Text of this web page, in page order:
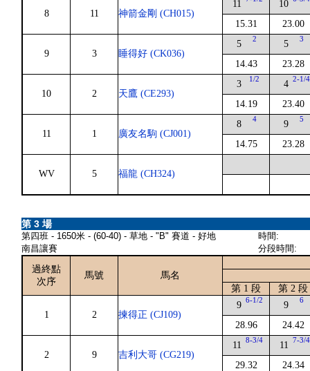
8 11 神箭金剛 (CH015)
11
15.31
10
23.00
9 3 睡得好 (CK036)
5 2
14.43
5 3
23.28
10 2 天鷹 (CE293)
3 1/2
14.19
4 2-1/4
23.40
11 1 廣友名駒 (CJ001)
8 4
14.75
9 5
23.28
WV 5 福龍 (CH324)
第 3 場
第四班 - 1650米 - (60-40) - 草地 - "B" 賽道 - 好地
南昌讓賽
時間:
分段時間:
過終點
次序
馬號
馬名
第 1 段
第 2 段
1 2 揀得正 (CJ109)
9 6-1/2
28.96
9 6
24.42
2 9 吉利大哥 (CG219)
11 8-3/4
29.32
11 7-3/4
24.34